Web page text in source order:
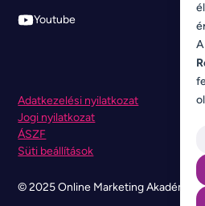
Youtube
© 2025 Online Marketing Akadémia.
Adatkezelési nyilatkozat
Jogi nyilatkozat
ÁSZF
Süti beállítások